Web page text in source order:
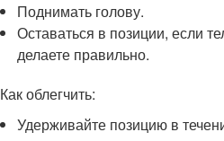
Поднимать голову.
Оставаться в позиции, если
делаете правильно.
Как облегчить:
Удерживайте позицию в